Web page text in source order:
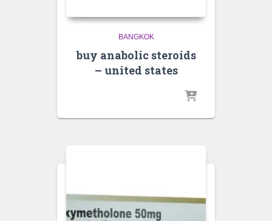
BANGKOK
buy anabolic steroids
– united states